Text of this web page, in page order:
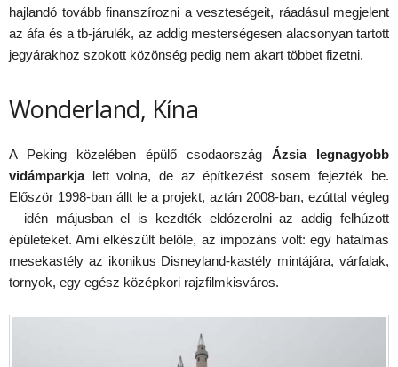
hajlandó tovább finanszírozni a veszteségeit, ráadásul megjelent
az áfa és a tb-járulék, az addig mesterségesen alacsonyan tartott
jegyárakhoz szokott közönség pedig nem akart többet fizetni.
Wonderland, Kína
A Peking közelében épülő csodaország Ázsia legnagyobb
vidámparkjalett volna, de az építkezést sosem fejezték be.
Először 1998-ban állt le a projekt, aztán 2008-ban, ezúttal végleg
– idén májusban el is kezdték eldózerolni az addig felhúzott
épületeket. Ami elkészült belőle, az impozáns volt: egy hatalmas
mesekastély az ikonikus Disneyland-kastély mintájára, várfalak,
tornyok, egy egész középkori rajzfilmkisváros.